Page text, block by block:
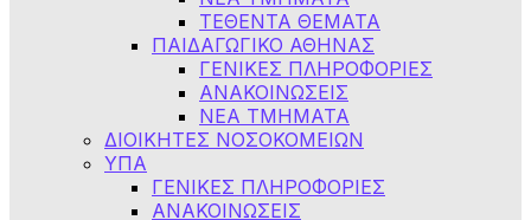
ΤΕΘΕΝΤΑ ΘΕΜΑΤΑ
ΠΑΙΔΑΓΩΓΙΚΟ ΑΘΗΝΑΣ
ΓΕΝΙΚΕΣ ΠΛΗΡΟΦΟΡΙΕΣ
ΑΝΑΚΟΙΝΩΣΕΙΣ
ΝΕΑ ΤΜΗΜΑΤΑ
ΔΙΟΙΚΗΤΕΣ ΝΟΣΟΚΟΜΕΙΩΝ
ΥΠΑ
ΓΕΝΙΚΕΣ ΠΛΗΡΟΦΟΡΙΕΣ
ΑΝΑΚΟΙΝΩΣΕΙΣ